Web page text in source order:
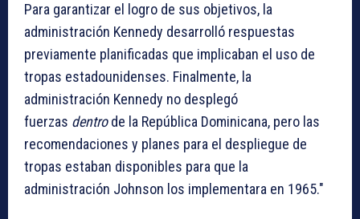
Para garantizar el logro de sus objetivos, la
administración Kennedy desarrolló respuestas
previamente planificadas que implicaban el uso de
tropas estadounidenses. Finalmente, la
administración Kennedy no desplegó
fuerzas dentrode la República Dominicana, pero las
recomendaciones y planes para el despliegue de
tropas estaban disponibles para que la
administración Johnson los implementara en 1965."